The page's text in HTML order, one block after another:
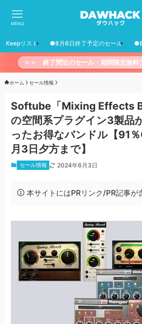
MENU
Keepリスト ●8月6日終了予定のセール
＞＞ 終了間近のセール・期間限定無
ホーム セール情報
Softube「Mixing Effects
の空間系プラグイン3製品
ったお得なバンドル【91
月3日夕方まで】
セール情報 2024年6月3日
本サイトにはPRリンク/PR記事が